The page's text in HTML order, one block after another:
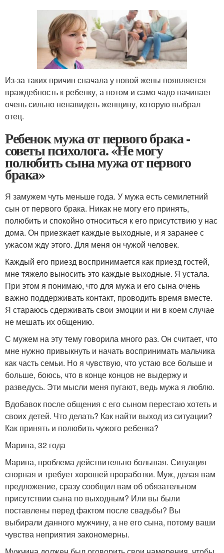
Из-за таких причин сначала у новой жены появляется
враждебность к ребенку, а потом и само чадо начинает
очень сильно ненавидеть женщину, которую выбрал
отец.
Ребенок мужа от первого брака -
советы психолога. «Не могу
полюбить сына мужа от первого
брака»
Я замужем чуть меньше года. У мужа есть семилетний
сын от первого брака. Никак не могу его принять,
полюбить и спокойно относиться к его присутствию у нас
дома. Он приезжает каждые выходные, и я заранее с
ужасом жду этого. Для меня он чужой человек.
Каждый его приезд воспринимается как приезд гостей,
мне тяжело выносить это каждые выходные. Я устала.
При этом я понимаю, что для мужа и его сына очень
важно поддерживать контакт, проводить время вместе.
Я стараюсь сдерживать свои эмоции и ни в коем случае
не мешать их общению.
С мужем на эту тему говорила много раз. Он считает, что
мне нужно привыкнуть и начать воспринимать мальчика
как часть семьи. Но я чувствую, что устаю все больше и
больше, боюсь, что в конце концов не выдержу и
разведусь. Эти мысли меня пугают, ведь мужа я люблю.
Вдобавок после общения с его сыном перестаю хотеть и
своих детей. Что делать? Как найти выход из ситуации?
Как принять и полюбить чужого ребенка?
Марина, 32 года
Марина, проблема действительно большая. Ситуация
спорная и требует хорошей проработки. Муж, делая вам
предложение, сразу сообщил вам об обязательном
присутствии сына по выходным? Или вы были
поставлены перед фактом после свадьбы? Вы
выбирали данного мужчину, а не его сына, потому ваши
чувства неприятия закономерны.